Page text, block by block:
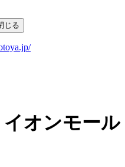
じる
オンモール